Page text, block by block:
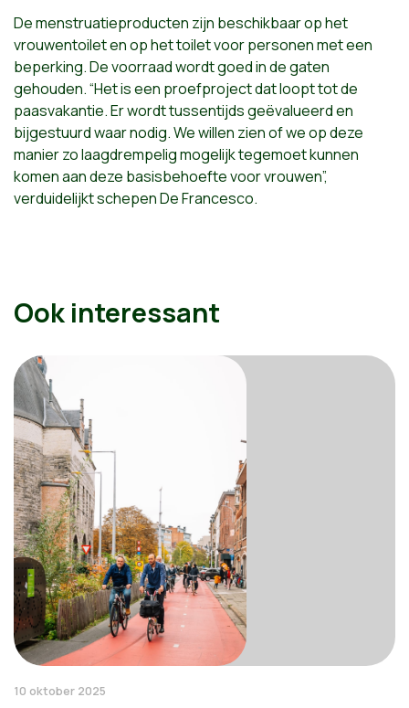
De menstruatieproducten zijn beschikbaar op het
vrouwentoilet en op het toilet voor personen met een
beperking. De voorraad wordt goed in de gaten
gehouden. “Het is een proefproject dat loopt tot de
paasvakantie. Er wordt tussentijds geëvalueerd en
bijgestuurd waar nodig. We willen zien of we op deze
manier zo laagdrempelig mogelijk tegemoet kunnen
komen aan deze basisbehoefte voor vrouwen”,
verduidelijkt schepen De Francesco.
Ook interessant
10 oktober 2025